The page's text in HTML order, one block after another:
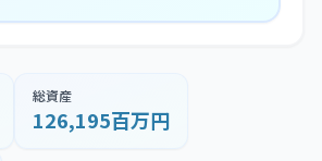
総資産
126,195百万円